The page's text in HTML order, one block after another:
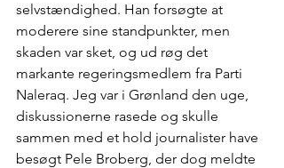
selvstændighed. Han forsøgte at
moderere sine standpunkter, men
skaden var sket, og ud røg det
markante regeringsmedlem fra Parti
Naleraq. Jeg var i Grønland den uge,
diskussionerne rasede og skulle
sammen med et hold journalister have
besøgt Pele Broberg, der dog meldte